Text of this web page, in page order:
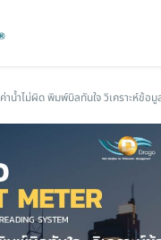
ค่าน้ำไม่ผิด พิมพ์บิลทันใจ วิเคราะห์ข้อ